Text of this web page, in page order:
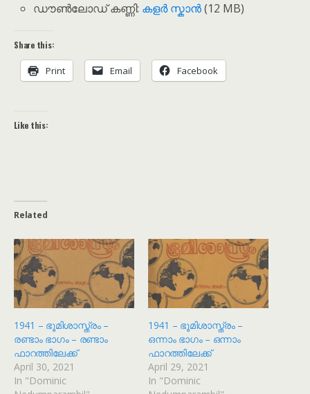
ഡൗൺലോഡ് കണ്ണി: കളർ സ്കാൻ(12 MB)
Share this:
Print Email Facebook
Like this:
Related
1941 – ഭൂമിശാസ്ത്രം –
രണ്ടാം ഭാഗം – രണ്ടാം
ഫാറത്തിലേക്ക്
April 30, 2021
In "Dominic
1941 – ഭൂമിശാസ്ത്രം –
ഒന്നാം ഭാഗം – ഒന്നാം
ഫാറത്തിലേക്ക്
April 29, 2021
In "Dominic